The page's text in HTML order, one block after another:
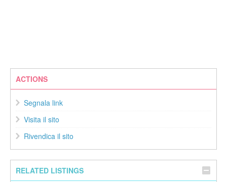
ACTIONS
Segnala link
Visita il sito
Rivendica il sito
RELATED LISTINGS